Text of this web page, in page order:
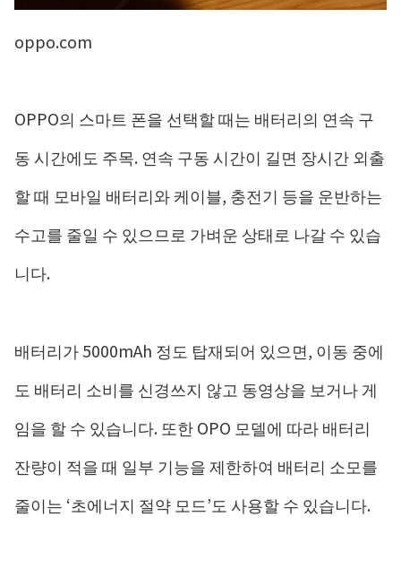
oppo.com
OPPO의 스마트 폰을 선택할 때는 배터리의 연속 구
동 시간에도 주목. 연속 구동 시간이 길면 장시간 외출
할 때 모바일 배터리와 케이블, 충전기 등을 운반하는
수고를 줄일 수 있으므로 가벼운 상태로 나갈 수 있습
니다.
배터리가 5000mAh 정도 탑재되어 있으면, 이동 중에
도 배터리 소비를 신경쓰지 않고 동영상을 보거나 게
임을 할 수 있습니다. 또한 OPO 모델에 따라 배터리
잔량이 적을 때 일부 기능을 제한하여 배터리 소모를
줄이는 ‘초에너지 절약 모드’도 사용할 수 있습니다.